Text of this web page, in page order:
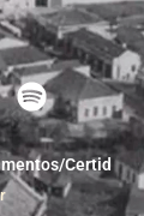
Certid